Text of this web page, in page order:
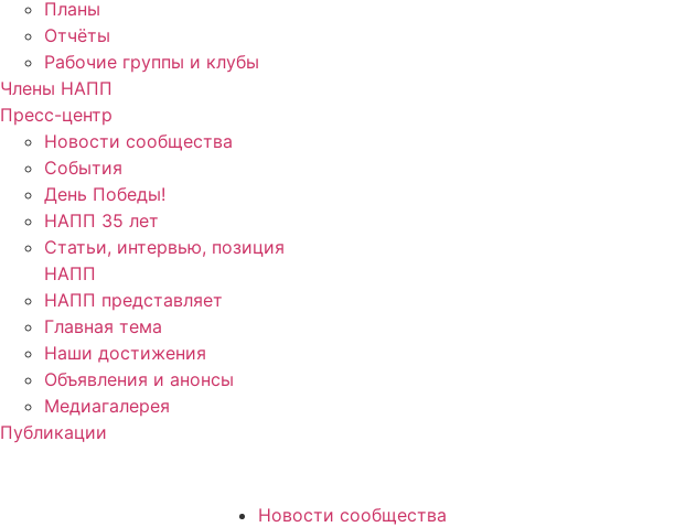
Планы
Отчёты
Рабочие группы и клубы
Члены НАПП
Пресс-центр
Новости сообщества
События
День Победы!
НАПП 35 лет
Статьи, интервью, позиция
НАПП
НАПП представляет
Главная тема
Наши достижения
Объявления и анонсы
Медиагалерея
Публикации
Новости сообщества